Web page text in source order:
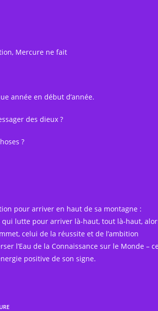
Mercure ne fait
année en début d’année.
des dieux ?
?
pour arriver en haut de sa montagne :
lutte pour arriver là-haut, tout là-haut,
celui de la réussite et de l’ambition
l’Eau de la Connaissance sur le Monde –
positive de son signe.